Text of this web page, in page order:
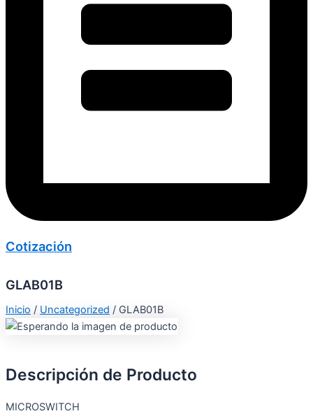
Cotización
GLAB01B
Inicio / Uncategorized / GLAB01B
Descripción de Producto
MICROSWITCH